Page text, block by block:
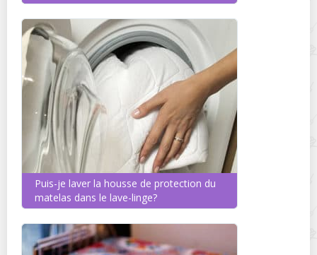
Puis-je laver la housse de protection du
matelas dans le lave-linge?